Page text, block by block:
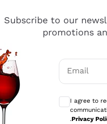
diversi e con
Subscribe to our
promotions
Email
I agree to
.Privacy